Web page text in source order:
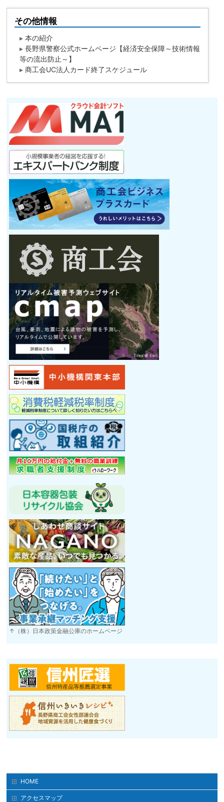
その他情報
▸本の紹介
▸長野県警察公式ホームページ【経済安全保障～技術情報
等の流出防止～】
▸商工会UC法人カード終了スケジュール
↑（株）日本政策金融公庫のホームページ
HOME
アクセスマップ